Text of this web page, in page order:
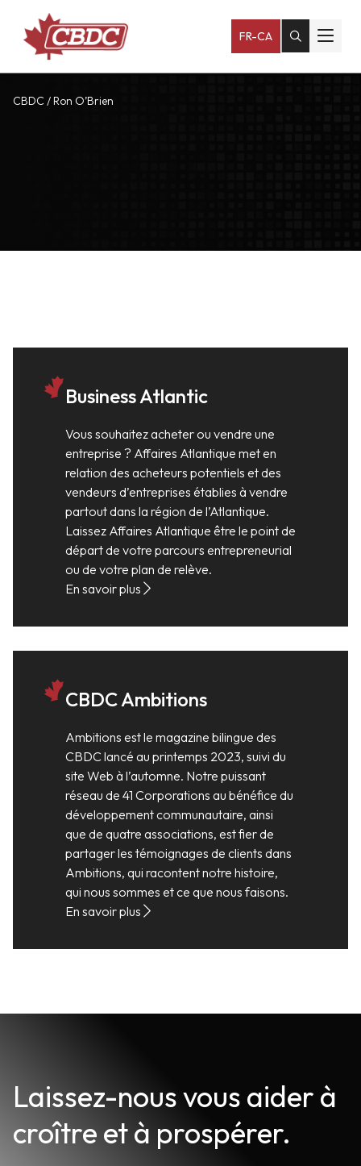
FR-CA
CBDC /Ron O’Brien
Business Atlantic
Vous souhaitez acheter ou vendre une
entreprise ? Affaires Atlantique met en
relation des acheteurs potentiels et des
vendeurs d’entreprises établies à vendre
partout dans la région de l’Atlantique.
Laissez Affaires Atlantique être le point de
départ de votre parcours entrepreneurial
ou de votre plan de relève.
En savoir plus
CBDC Ambitions
Ambitions est le magazine bilingue des
CBDC lancé au printemps 2023, suivi du
site Web à l’automne. Notre puissant
réseau de 41 Corporations au bénéfice du
développement communautaire, ainsi
que de quatre associations, est fier de
partager les témoignages de clients dans
Ambitions, qui racontent notre histoire,
qui nous sommes et ce que nous faisons.
En savoir plus
Laissez-nous vous aider à
croître et à prospérer.